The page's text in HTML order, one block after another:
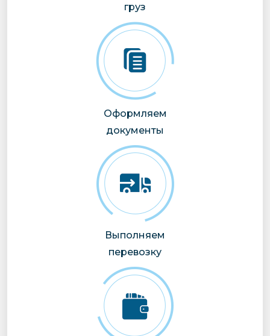
груз
Оформляем
документы
Выполняем
перевозку